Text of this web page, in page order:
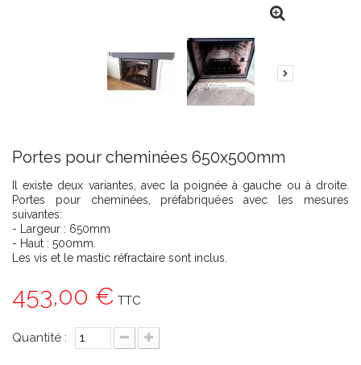
Portes pour cheminées 650x500mm
Il existe deux variantes, avec la poignée à gauche ou à droite.
Portes pour cheminées, préfabriquées avec les mesures
suivantes:
- Largeur : 650mm
- Haut : 500mm.
Les vis et le mastic réfractaire sont inclus.
453,00 € TTC
Quantité :